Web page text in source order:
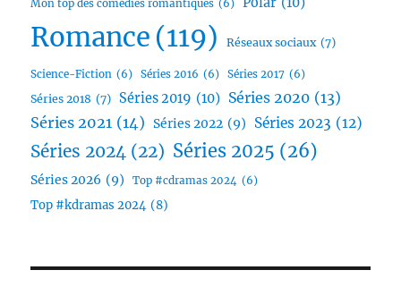
Mon top des comédies romantiques (6)
Romance (119) Réseaux sociaux (7)
Science-Fiction (6) Séries 2016 (6) Séries 2017 (6)
Séries 2018 (7) Séries 2019 (10) Séries 2020 (13)
Séries 2021 (14) Séries 2022 (9) Séries 2023 (12)
Séries 2024 (22) Séries 2025 (26)
Séries 2026 (9) Top #cdramas 2024 (6)
Top #kdramas 2024 (8)